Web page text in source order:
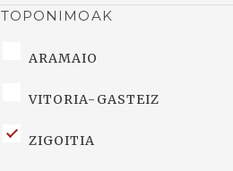
TOPONIMOAK
ARAMAIO
VITORIA-GASTEIZ
ZIGOITIA